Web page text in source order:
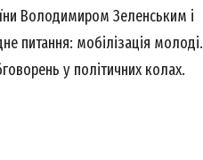
Володимиром Зеленським і
питання: мобілізація молоді.
у політичних колах.